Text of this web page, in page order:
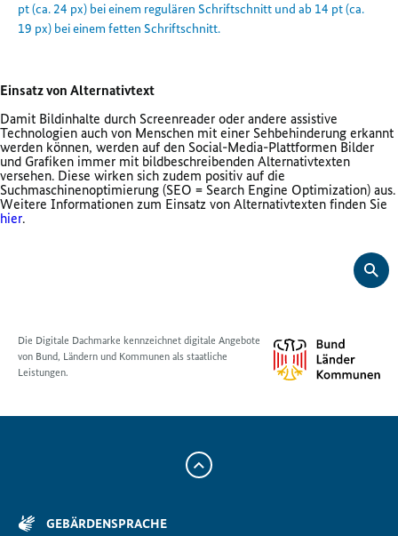
pt (ca. 24 px) bei einem regulären Schriftschnitt und ab 14 pt (ca.
19 px) bei einem fetten Schriftschnitt.
Einsatz von Alternativtext
Damit Bildinhalte durch Screenreader oder andere assistive
Technologien auch von Menschen mit einer Sehbehinderung erkannt
werden können, werden auf den Social-Media-Plattformen Bilder
und Grafiken immer mit bildbeschreibenden Alternativtexten
versehen. Diese wirken sich zudem positiv auf die
Suchmaschinenoptimierung (SEO = Search Engine Optimization) aus.
Weitere Informationen zum Einsatz von Alternativtexten finden Sie
hier.
Die Digitale Dachmarke kennzeichnet digitale Angebote
von Bund, Ländern und Kommunen als staatliche
Leistungen.
Zum
GEBÄRDENSPRACHE